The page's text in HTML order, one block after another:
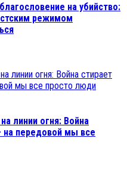
на убийство:
режимом
линии огня: Война
на передовой мы все